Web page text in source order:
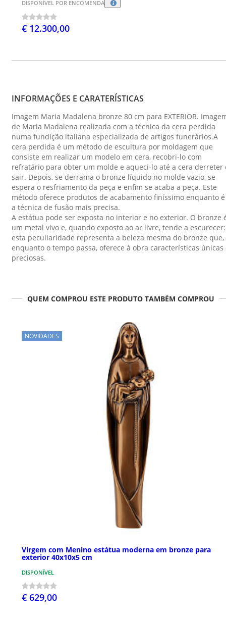
DISPONÍVEL POR ENCOMENDA
€ 12.300,00
INFORMAÇÕES E CARATERÍSTICAS
Imagem Maria Madalena bronze 80 cm para EXTERIOR.
de Maria Madalena realizada com a técnica da cera perdida
numa fundição italiana especializada de artigos funerários.A
cera perdida é um método de escultura por moldagem que
consiste em realizar um modelo em cera, recobri-lo com
refratário para obter um molde e aqueci-lo até a cera derreter
sair. Depois, se derrama o bronze líquido no molde vazio, se
espera o resfriamento da peça e enfim se acaba a peça. Este
método oferece produtos de acabamento finíssimo enquanto é
a técnica de fusão mais precisa.
A estátua pode ser exposta no interior e no exterior. O bronze
um metal vivo e, quando exposto ao ar livre, tende a escurecer:
esta peculiaridade representa a beleza mesma do bronze que,
enquanto o tempo passa, oferece à obra características únicas
preciosas.
QUEM COMPROU ESTE PRODUTO TAMBÉM COMPROU
NOVIDADES
Virgem com Menino estátua moderna em bronze para
exterior 40x10x5 cm
DISPONÍVEL
€ 629,00